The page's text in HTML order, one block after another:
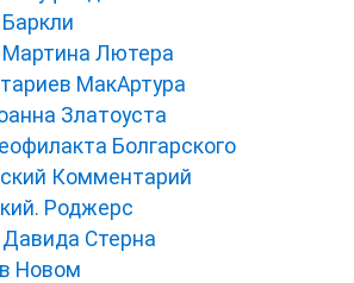
Лютера
МакАртура
Златоуста
Болгарского
Комментарий
Роджерс
Стерна
Новом